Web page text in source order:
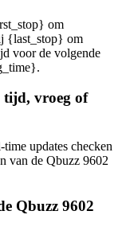
om
{last_stop} om
voor de volgende
tijd, vroeg of
updates checken
van de Qbuzz 9602
Qbuzz 9602